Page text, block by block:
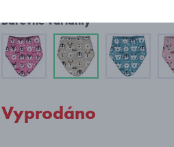
Barevné varianty
Vyprodáno